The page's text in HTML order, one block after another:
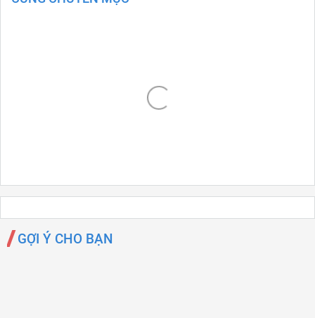
GỢI Ý CHO BẠN